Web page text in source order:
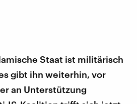
Staat ist militärisch
gibt ihn weiterhin, vor
an Unterstützung